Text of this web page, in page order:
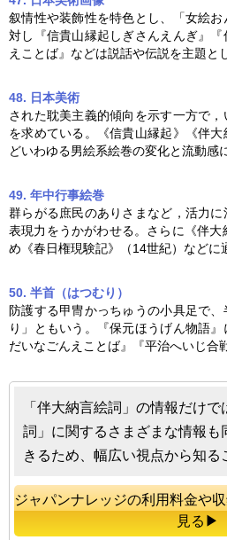
叙情性や装飾性を特色とし、「女絵
対し『信貴山縁起しぎさんえんぎ』『
えことば』などは説話や伝説を主題と
48. 日本美術
された耽美主義的傾向を示す一方で
を求めている。《信貴山縁起》《伴大
どいわゆる男絵系絵巻の変化と流動感
49. 年中行事絵巻
群らがる庶民のありさまなど，活力
表現力をうかがわせる。さらに《伴大
め《春日権現験記》（14世紀）などに
50. 半首（はつむり）
防護する甲冑かっちゅうの小具足で
り」ともいう。『保元ほうげん物語
だいなごんえことば』『平治へいじ合
「伴大納言絵詞」の情報だけ
詞」に関するさまざまな情報も
きるため、幅広い視点から知る
ジャパンナレッジの利用料金や
見る▶